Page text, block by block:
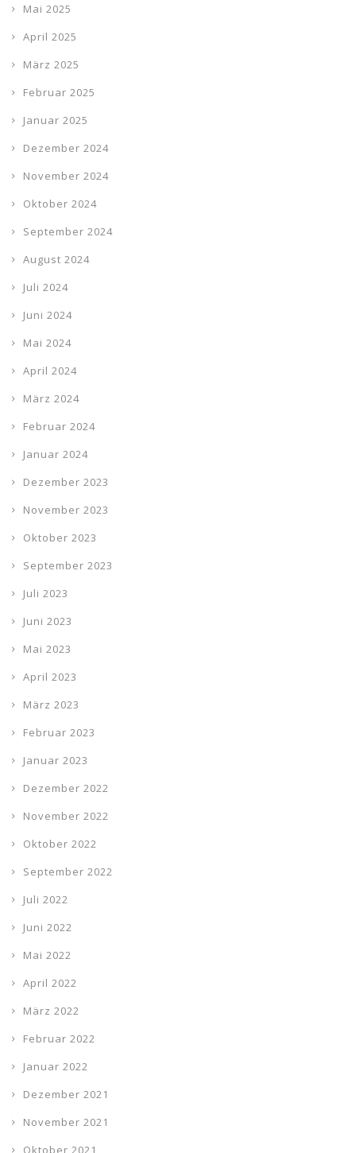
Mai 2025
April 2025
März 2025
Februar 2025
Januar 2025
Dezember 2024
November 2024
Oktober 2024
September 2024
August 2024
Juli 2024
Juni 2024
Mai 2024
April 2024
März 2024
Februar 2024
Januar 2024
Dezember 2023
November 2023
Oktober 2023
September 2023
Juli 2023
Juni 2023
Mai 2023
April 2023
März 2023
Februar 2023
Januar 2023
Dezember 2022
November 2022
Oktober 2022
September 2022
Juli 2022
Juni 2022
Mai 2022
April 2022
März 2022
Februar 2022
Januar 2022
Dezember 2021
November 2021
Oktober 2021